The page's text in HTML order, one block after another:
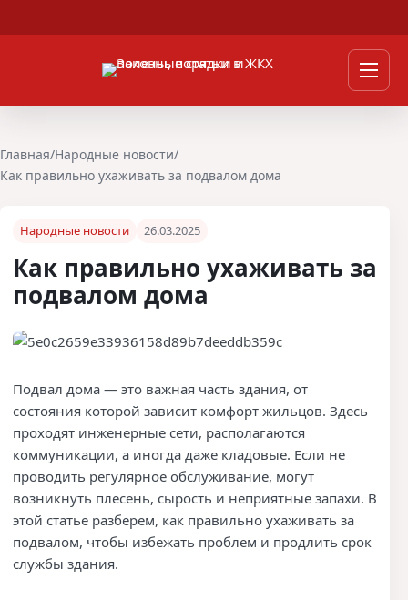
Меню
Главная/Народные новости/
Как правильно ухаживать за подвалом дома
Народные новости 26.03.2025
Как правильно ухаживать за
подвалом дома
Подвал дома — это важная часть здания, от
состояния которой зависит комфорт жильцов. Здесь
проходят инженерные сети, располагаются
коммуникации, а иногда даже кладовые. Если не
проводить регулярное обслуживание, могут
возникнуть плесень, сырость и неприятные запахи. В
этой статье разберем, как правильно ухаживать за
подвалом, чтобы избежать проблем и продлить срок
службы здания.